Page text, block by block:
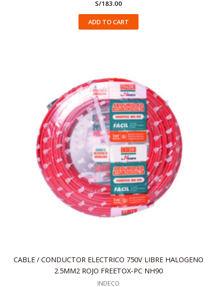
S/183.00
ADD TO CART
CABLE / CONDUCTOR ELECTRICO 750V LIBRE HALOGENO
2.5MM2 ROJO FREETOX-PC NH90
INDECO